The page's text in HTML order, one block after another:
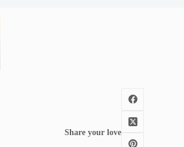
Share your love